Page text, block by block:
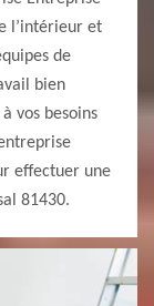
l’intérieur et
de
bien
vos besoins
effectuer une
81430.